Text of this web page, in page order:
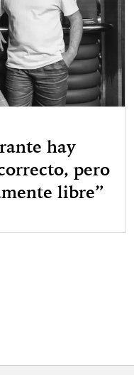
hay
pero
libre”